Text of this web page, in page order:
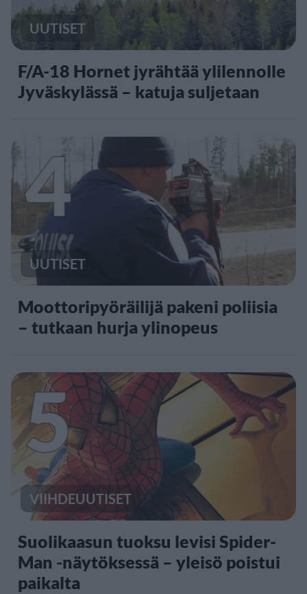
UUTISET
F/A-18 Hornet jyrähtää ylilennolle
Jyväskylässä – katuja suljetaan
4
UUTISET
Moottoripyöräilijä pakeni poliisia
– tutkaan hurja ylinopeus
5
VIIHDEUUTISET
Suolikaasun tuoksu levisi Spider-
Man -näytöksessä – yleisö poistui
paikalta